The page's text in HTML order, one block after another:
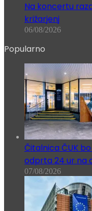
Na koncertu
križarjenj
06/08/2026
Popularno
Čitalnica ČUK
odprta 24 ur na
07/08/2026